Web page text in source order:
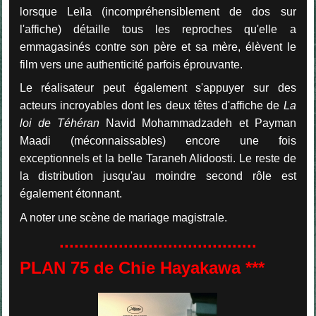
lorsque Leïla (incompréhensiblement de dos sur
l'affiche) détaille tous les reproches qu'elle a
emmagasinés contre son père et sa mère, élèvent le
film vers une authenticité parfois éprouvante.
Le réalisateur peut également s'appuyer sur des
acteurs incroyables dont les deux têtes d'affiche de La
loi de Téhéran Navid Mohammadzadeh et Payman
Maadi (méconnaissables) encore une fois
exceptionnels et la belle Taraneh Alidoosti. Le reste de
la distribution jusqu'au moindre second rôle est
également étonnant.
A noter une scène de mariage magistrale.
........................................
PLAN 75 de Chie Hayakawa ***